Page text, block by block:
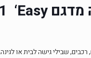
מדגם‘Easy’
שבילי גישה לבית או לגינה,